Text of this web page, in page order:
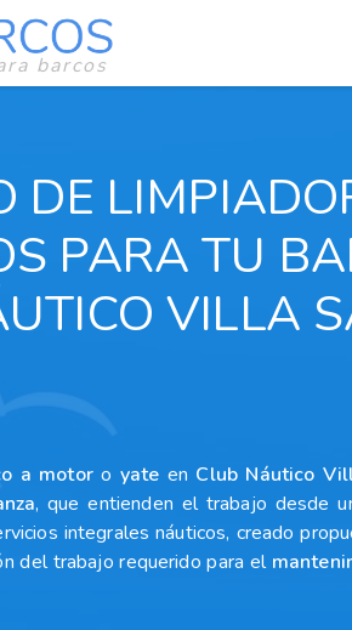
barcos
DE
PARA TU
VILLA
a motoro yate en Club Náutico
, que entienden el trabajo desde
integrales náuticos, creado
del trabajo requerido para el